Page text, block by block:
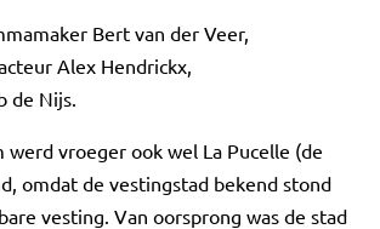
Bert van der Veer,
Alex Hendrickx,
de Nijs.
werd vroeger ook wel La Pucelle (de
omdat de vestingstad bekend stond
vesting. Van oorsprong was de stad